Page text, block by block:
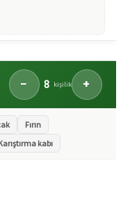
− 8 kişilik +
Fırın
kabı